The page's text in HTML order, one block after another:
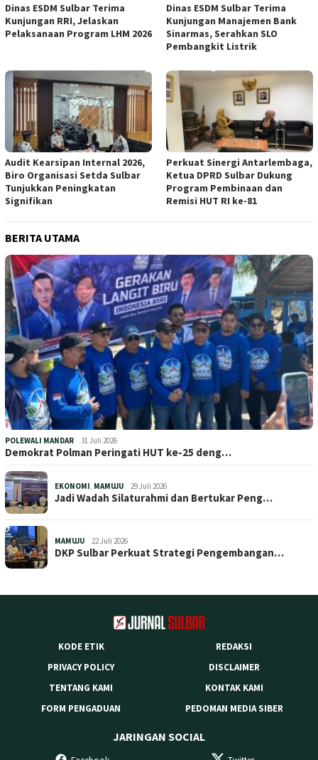
Dinas ESDM Sulbar Terima
Kunjungan RRI, Jelaskan
Pelaksanaan Program LHM 2026
Dinas ESDM Sulbar Terima
Kunjungan Manajemen Bank
Sinarmas, Serahkan SLO
Pembangkit Listrik
Audit Kearsipan Internal 2026,
Biro Organisasi Setda Sulbar
Tunjukkan Peningkatan
Signifikan
Perkuat Sinergi Antarlembaga,
Ketua DPRD Sulbar Dukung
Program Pembinaan dan
Remisi HUT RI ke-81
BERITA UTAMA
POLEWALI MANDAR 31 Juli 2026
Demokrat Polman Peringati HUT ke-25 deng…
EKONOMI, MAMUJU 29 Juli 2026
Jadi Wadah Silaturahmi dan Bertukar Peng…
MAMUJU 22 Juli 2026
DKP Sulbar Perkuat Strategi Pengembangan…
KODE ETIK
REDAKSI
PRIVACY POLICY
DISCLAIMER
TENTANG KAMI
KONTAK KAMI
FORM PENGADUAN
PEDOMAN MEDIA SIBER
JARINGAN SOCIAL